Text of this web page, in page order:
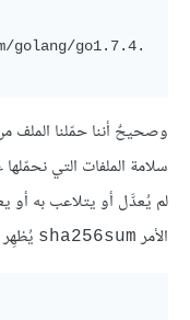
golang/go1.7.4.
وصحيحٌ أننا حمّلنا الملف
سلامة الملفات التي
لم يُعدَّل أو يتلاعب به أو
الأمر sha256sum يُظهِر